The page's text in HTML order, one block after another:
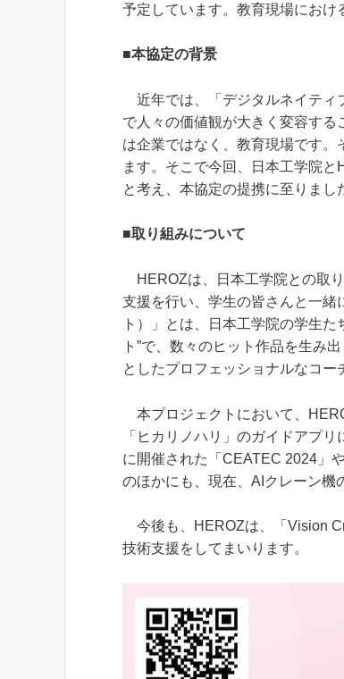
予定しています。教育現場におけ
■本協定の背景
近年では、「デジタルネイティ
で⼈々の価値観が⼤きく変容す
は企業ではなく、教育現場です
ます。そこで今回、日本工学院
と考え、本協定の提携に至りまし
■取り組みについて
HEROZは、日本工学院との取
支援を行い、学生の皆さんと一緒
ト）」とは、日本工学院の学生
ト”で、数々のヒット作品を生み
としたプロフェッショナルなコー
本プロジェクトにおいて、
「ヒカリノハリ」のガイドアプ
に開催された「CEATEC 2024」
のほかにも、現在、AIクレーン機
今後も、HEROZは、「Vision
技術支援をしてまいります。